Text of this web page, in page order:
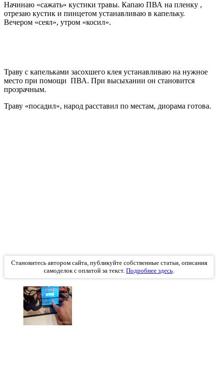
Начинаю «сажать» кустики травы. Капаю ПВА на пленку ,
отрезаю кустик и пинцетом устанавливаю в капельку.
Вечером «сеял», утром «косил».
Траву с капельками засохшего клея устанавливаю на нужное
место при помощи ПВА. При высыхании он становится
прозрачным.
Траву «посадил», народ расставил по местам, диорама готова.
Становитесь автором сайта, публикуйте собственные статьи, описания
самоделок с оплатой за текст. Подробнее здесь.